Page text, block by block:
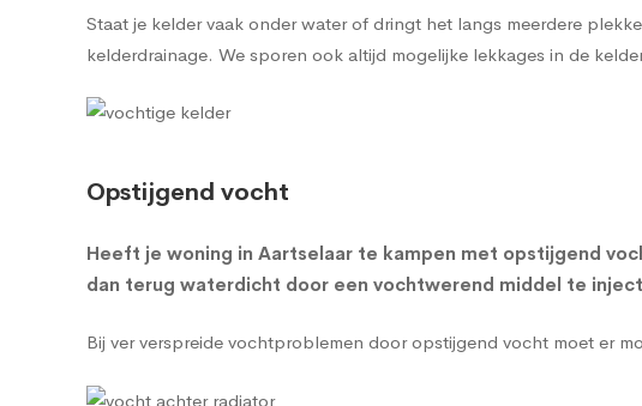
Staat je kelder vaak onder water of dringt het langs meerdere
kelderdrainage. We sporen ook altijd mogelijke lekkages in de
Opstijgend vocht
Heeft je woning in Aartselaar te kampen met opstijgend
dan terug waterdicht door een vochtwerend middel te
Bij ver verspreide vochtproblemen door opstijgend vocht moet er